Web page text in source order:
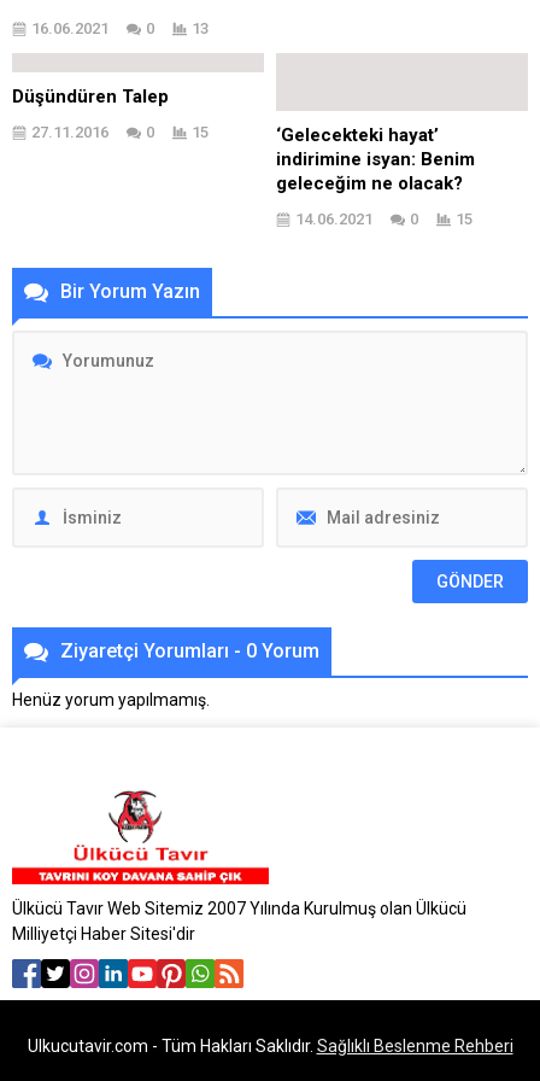
16.06.2021 0 13
Düşündüren Talep
27.11.2016 0 15
‘Gelecekteki hayat’
indirimine isyan: Benim
geleceğim ne olacak?
14.06.2021 0 15
Bir Yorum Yazın
Ziyaretçi Yorumları - 0 Yorum
Henüz yorum yapılmamış.
Ülkücü Tavır Web Sitemiz 2007 Yılında Kurulmuş olan Ülkücü
Milliyetçi Haber Sitesi'dir
Ulkucutavir.com - Tüm Hakları Saklıdır. Sağlıklı Beslenme Rehberi